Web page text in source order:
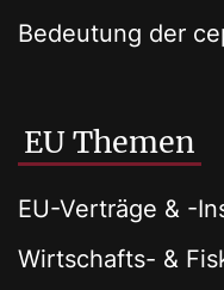
Bedeutung der
EU Themen
EU-Verträge & -
Wirtschafts- &